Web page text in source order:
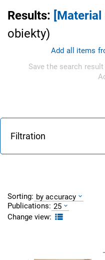
Results: [Material
obiekty)
Add all items
Save the search
Filtration
Sorting: by accuracy
Publications: 25
Change view: